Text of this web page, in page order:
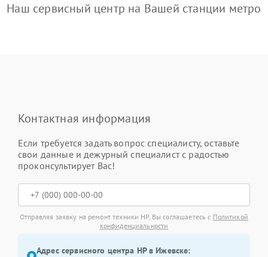
Наш сервисный центр на Вашей станции метро
Контактная информация
Если требуется задать вопрос специалисту, оставьте
свои данные и дежурный специалист с радостью
проконсультирует Вас!
Отправляя заявку на ремонт техники HP, Вы соглашаетесь с Политикой
конфиденциальности
Адрес сервисного центра HP в Ижевске: